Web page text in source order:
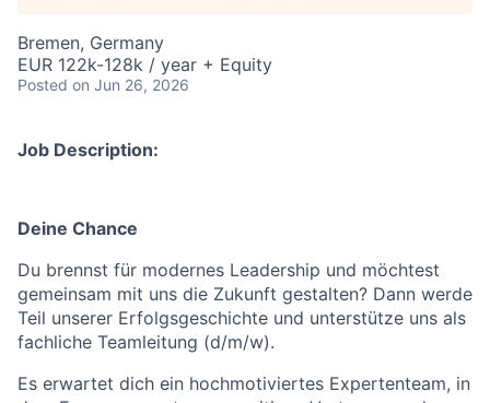
Bremen, Germany
EUR 122k-128k / year + Equity
Posted on Jun 26, 2026
Job Description:
Deine Chance
Du brennst für modernes Leadership und möchtest
gemeinsam mit uns die Zukunft gestalten? Dann werde
Teil unserer Erfolgsgeschichte und unterstütze uns als
fachliche Teamleitung (d/m/w).
Es erwartet dich ein hochmotiviertes Expertenteam, in